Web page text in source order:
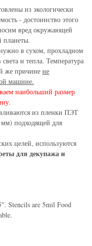
из экологически
- достоинство этого
вред окружающей
планеты.
в сухом, прохладном
и тепла. Температура
же причине не
машине.
наибольший размер
из пленки ПЭТ
подходящей для
целей, используются
для декупажа и
Stencils are 5mil Food